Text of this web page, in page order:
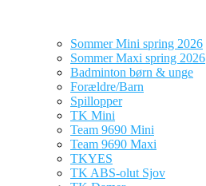
Sommer Mini spring 2026
Sommer Maxi spring 2026
Badminton børn & unge
Forældre/Barn
Spillopper
TK Mini
Team 9690 Mini
Team 9690 Maxi
TKYES
TK ABS-olut Sjov